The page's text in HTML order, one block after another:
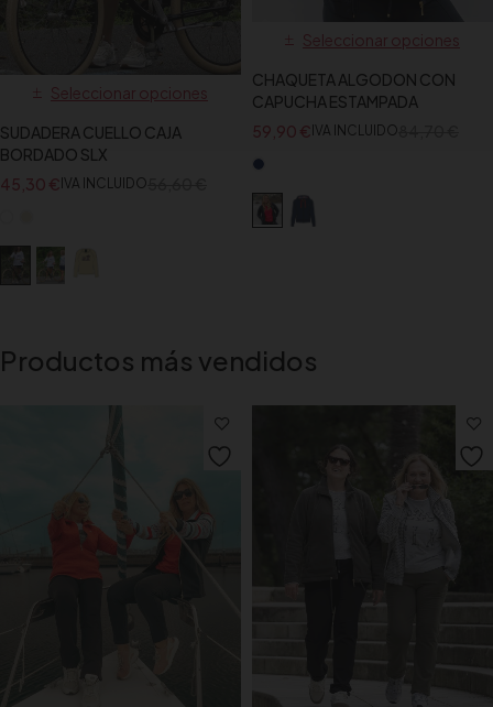
Seleccionar opciones
SUDADERA CUELLO CAJA
BORDADO SLX
45,30 € IVA INCLUIDO
Seleccionar opciones
CHAQUETA ALGODON CON
CAPUCHA ESTAMPADA
59,90 €IVA INCLUIDO
Productos más vendidos